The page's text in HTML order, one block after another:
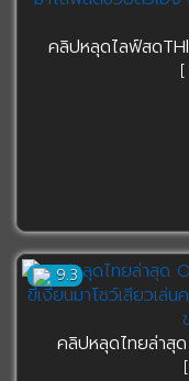
คลิปหลุดไลฟ์สด
9.3
คลิปหลุดไทยล่าสุ